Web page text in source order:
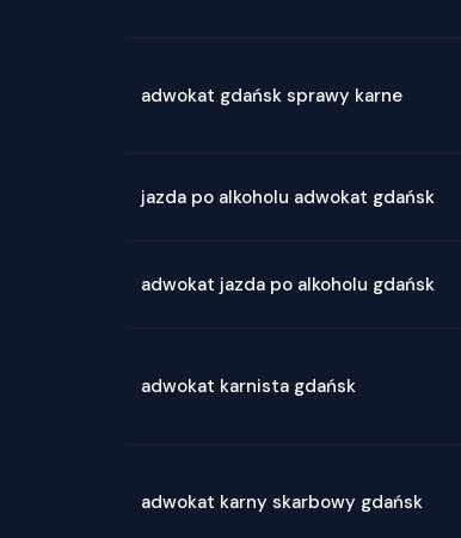
adwokat gdańsk sprawy karne
jazda po alkoholu adwokat gdańsk
adwokat jazda po alkoholu gdańsk
adwokat karnista gdańsk
adwokat karny skarbowy gdańsk